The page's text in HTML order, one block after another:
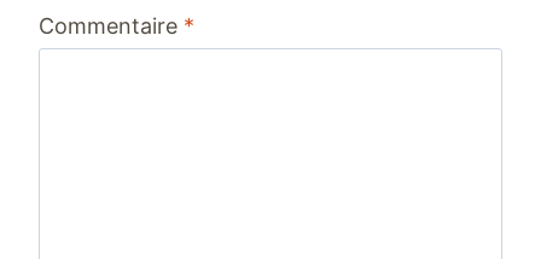
étoiles
étoiles
étoiles
étoiles
étoile
Commentaire *